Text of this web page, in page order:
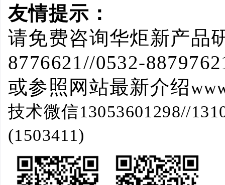
友情提示：
请免费咨询华炬新产品
8776621//0532-
或参照网站最新介绍
技术微信13053601298//
(1503411)